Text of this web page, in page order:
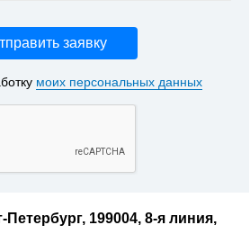
заявку
моих персональных данных
Петербург, 199004, 8-я линия,